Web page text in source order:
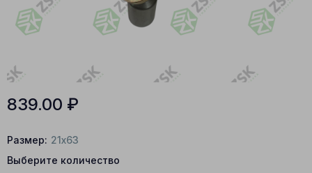
839.00 ₽
Размер: 21x63
Выберите количество